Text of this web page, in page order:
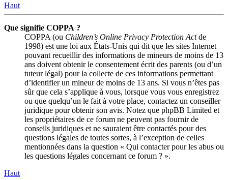
Haut
Que signifie COPPA ?
COPPA (ou Children’s Online Privacy Protection Actde
1998) est une loi aux États-Unis qui dit que les sites Internet
pouvant recueillir des informations de mineurs de moins de 13
ans doivent obtenir le consentement écrit des parents (ou d’un
tuteur légal) pour la collecte de ces informations permettant
d’identifier un mineur de moins de 13 ans. Si vous n’êtes pas
sûr que cela s’applique à vous, lorsque vous vous enregistrez
ou que quelqu’un le fait à votre place, contactez un conseiller
juridique pour obtenir son avis. Notez que phpBB Limited et
les propriétaires de ce forum ne peuvent pas fournir de
conseils juridiques et ne sauraient être contactés pour des
questions légales de toutes sortes, à l’exception de celles
mentionnées dans la question « Qui contacter pour les abus ou
les questions légales concernant ce forum ? ».
Haut